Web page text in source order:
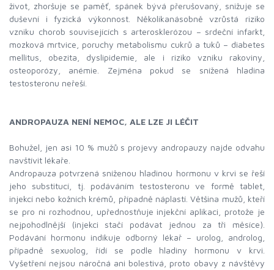
život, zhoršuje se paměť, spánek bývá přerušovaný, snižuje se
duševní i fyzická výkonnost. Několikanásobně vzrůstá riziko
vzniku chorob souvisejících s arterosklerózou – srdeční infarkt,
mozková mrtvice, poruchy metabolismu cukrů a tuků – diabetes
mellitus, obezita, dyslipidemie, ale i riziko vzniku rakoviny,
osteoporózy, anémie. Zejména pokud se snížená hladina
testosteronu neřeší.
ANDROPAUZA NENÍ NEMOC, ALE LZE JI LÉČIT
Bohužel, jen asi 10 % mužů s projevy andropauzy najde odvahu
navštívit lékaře.
Andropauza potvrzená sníženou hladinou hormonu v krvi se řeší
jeho substitucí, tj. podáváním testosteronu ve formě tablet,
injekcí nebo kožních krémů, případně náplastí. Většina mužů, kteří
se pro ni rozhodnou, upřednostňuje injekční aplikaci, protože je
nejpohodlnější (injekci stačí podávat jednou za tři měsíce).
Podávání hormonu indikuje odborný lékař – urolog, androlog,
případně sexuolog, řídí se podle hladiny hormonu v krvi.
Vyšetření nejsou náročná ani bolestivá, proto obavy z návštěvy